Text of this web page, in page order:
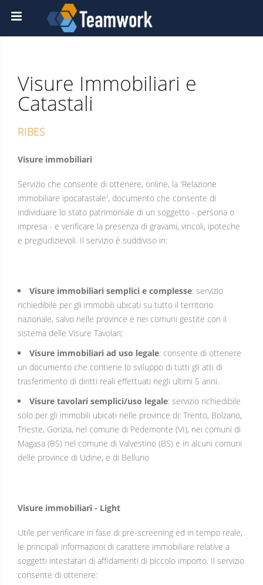
Visure Immobiliari e
Catastali
RIBES
Visure immobiliari
Servizio che consente di ottenere, online, la 'Relazione
immobiliare ipocatastale', documento che consente di
individuare lo stato patrimoniale di un soggetto - persona o
impresa - e verificare la presenza di gravami, vincoli, ipoteche
e pregiudizievoli. Il servizio è suddiviso in:
Visure immobiliari semplici e complesse: servizio
richiedibile per gli immobili ubicati su tutto il territorio
nazionale, salvo nelle province e nei comuni gestite con il
sistema delle Visure Tavolari;
Visure immobiliari ad uso legale: consente di ottenere
un documento che contiene lo sviluppo di tutti gli atti di
trasferimento di diritti reali effettuati negli ultimi 5 anni.
Visure tavolari semplici/uso legale: servizio richiedibile
solo per gli immobili ubicati nelle province di: Trento, Bolzano,
Trieste, Gorizia, nel comune di Pedemonte (VI), nei comuni di
Magasa (BS) nel comune di Valvestino (BS) e in alcuni comuni
delle province di Udine, e di Belluno
Visure immobiliari - Light
Utile per verificare in fase di pre-screening ed in tempo reale,
le principali informazioni di carattere immobiliare relative a
soggetti intestatari di affidamenti di piccolo importo. Il servizio
consente di ottenere: